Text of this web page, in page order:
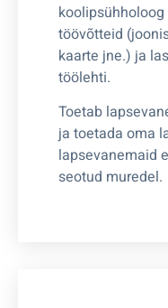
töövõtteid
kaarte jne.) ja
töölehti.
Toetab
ja toetada oma
lapsevanemaid
seotud muredel.